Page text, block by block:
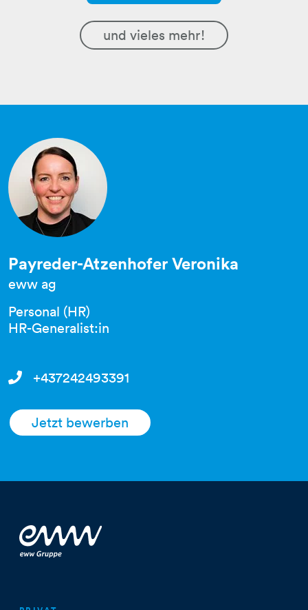
und vieles mehr!
Payreder-Atzenhofer Veronika
eww ag
Personal (HR)
HR-Generalist:in
+437242493391
Jetzt bewerben